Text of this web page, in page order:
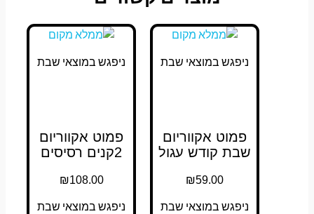
ניפגש במוצאי שבת
פמוט אקווריום
שבת קודש עגול
₪59.00
ניפגש במוצאי שבת
ניפגש במוצאי שבת
פמוט אקווריום
₪108.00
ניפגש במוצאי שבת